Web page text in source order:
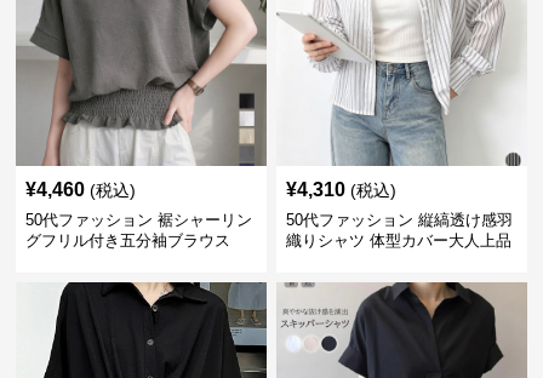
¥4,460 (税込)
50代ファッション 裾シャーリン
グフリル付き五分袖ブラウス
¥4,310 (税込)
50代ファッション 縦縞透け感羽
織りシャツ 体型カバー大人上品